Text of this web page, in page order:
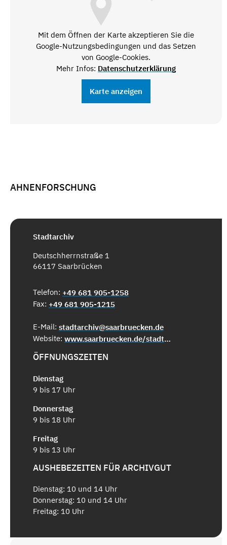
Mit dem Öffnen der Karte akzeptieren Sie die
Google-Nutzungsbedingungen und das Setzen
von Google-Cookies.
Mehr Infos: Datenschutzerklärung
Karte anzeigen
AHNENFORSCHUNG
Stadtarchiv
Deutschherrnstraße 1
66117 Saarbrücken
Telefon: +49 681 905-1258
Fax: +49 681 905-1215
E-Mail: stadtarchiv@saarbruecken.de
Website:
www.saarbruecken.de/stadtarchiv
ÖFFNUNGSZEITEN
Dienstag
9 bis 17 Uhr
Donnerstag
9 bis 18 Uhr
Freitag
9 bis 13 Uhr
AUSHEBEZEITEN FÜR ARCHIVGUT
Dienstag: 10 und 14 Uhr
Donnerstag: 10 und 14 Uhr
Freitag: 10 Uhr